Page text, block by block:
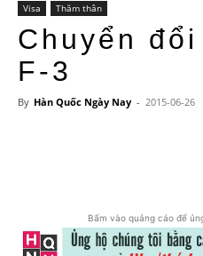
Visa Thăm thân
Chuyển
F-3
By Hàn Quốc Ngày Nay - 2015-06-26
Bấm vào quảng cáo để